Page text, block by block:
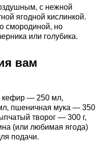
с нежной
ягодной кислинкой.
смородиной, но
или голубика.
вам
кефир — 250 мл,
пшеничная мука — 350
творог — 300 г,
(или любимая ягода)
подачи.